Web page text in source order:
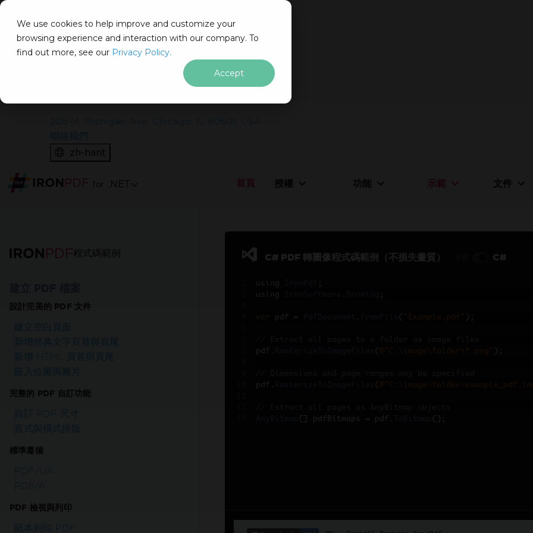
We use cookies to help improve and customize your
browsing experience and interaction with our company. To
find out more, see our Privacy Policy.
Accept
IRONSOFTWARE
產品
企業
zh-hant
for .NET 首頁 授權 功能 示範 文件
程式碼範例
設計完美的 PDF 文件
建立空白頁面
新增經典文字頁首與頁尾
新增 HTML 頁首與頁尾
嵌入位圖與圖片
完整的 PDF 自訂功能
自訂 PDF 尺寸
直式與橫式排版
標準遵循
PDF/UA
PDF/A
PDF 檢視與列印
紙本列印 PDF
C# PDF 轉圖像程式碼範例（不損失畫質） C#
using
;
using
;
pdf = ( "Example.pdf" );
pdf
( @"C:\image\folder\*.png" );
pdf
(
pdfBitmaps = pdf ();
在生產環境中測試而不帶水印。
適用於您所需的任何地方。
幾分鐘內即可運行。
24/5 技術支援
在您的產品試用期間全面訪問我們的支援技術團隊
需要協助嗎？ 我們的銷售團隊很樂意為您效勞。
Your trial license
無需信用卡或建立帳號 無任何限制。100% 解鎖。無需信